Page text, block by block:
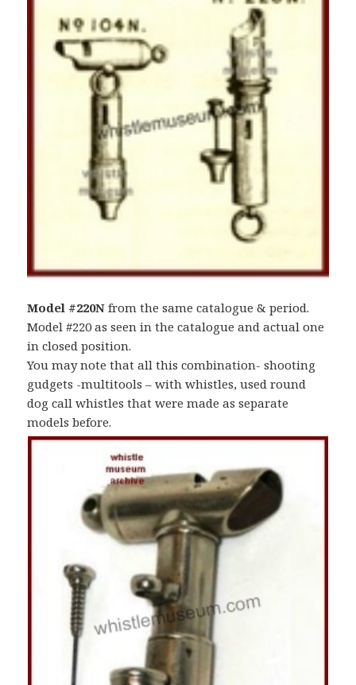
Model #220N from the same catalogue & period.
Model #220 as seen in the catalogue and actual one
in closed position.
You may note that all this combination- shooting
gudgets -multitools – with whistles, used round
dog call whistles that were made as separate
models before.